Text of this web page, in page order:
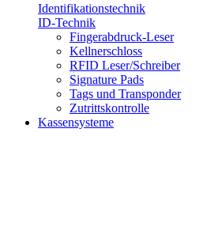
Identifikationstechnik
ID-Technik
Fingerabdruck-Leser
Kellnerschloss
RFID Leser/Schreiber
Signature Pads
Tags und Transponder
Zutrittskontrolle
Kassensysteme